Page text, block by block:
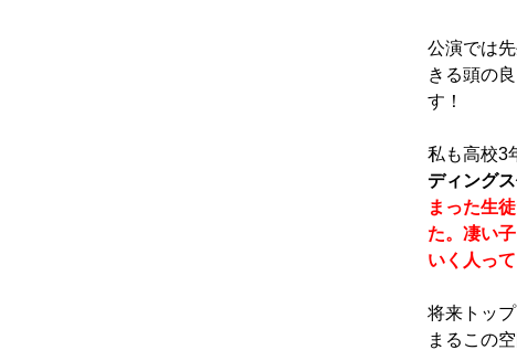
公演では
きる頭の
す！
私も高校3
ディング
まった生
た。凄い
いく人っ
将来トッ
まるこの